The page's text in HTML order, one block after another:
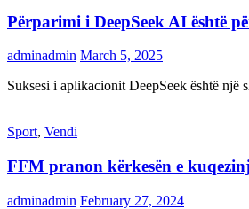
Përparimi i DeepSeek AI është
adminadmin March 5, 2025
Suksesi i aplikacionit DeepSeek është
Sport, Vendi
FFM pranon kërkesën e
adminadmin February 27, 2024